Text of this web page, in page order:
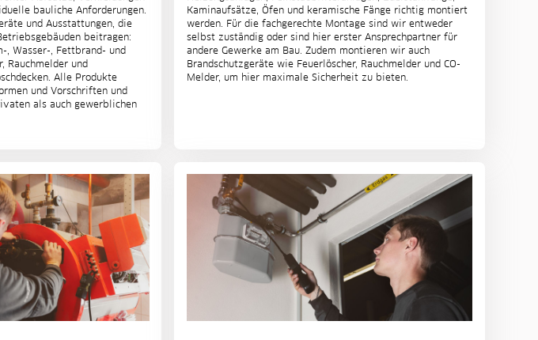
bauliche Anforderungen.
und Ausstattungen, die
beitragen:
, Wasser-, Fettbrand- und
Rauchmelder und
Alle Produkte
und Vorschriften und
als auch gewerblichen
Kaminaufsätze, Öfen und keramische Fänge richtig montiert
werden. Für die fachgerechte Montage sind wir entweder
selbst zuständig oder sind hier erster Ansprechpartner für
andere Gewerke am Bau. Zudem montieren wir auch
Brandschutzgeräte wie Feuerlöscher, Rauchmelder und CO-
Melder, um hier maximale Sicherheit zu bieten.